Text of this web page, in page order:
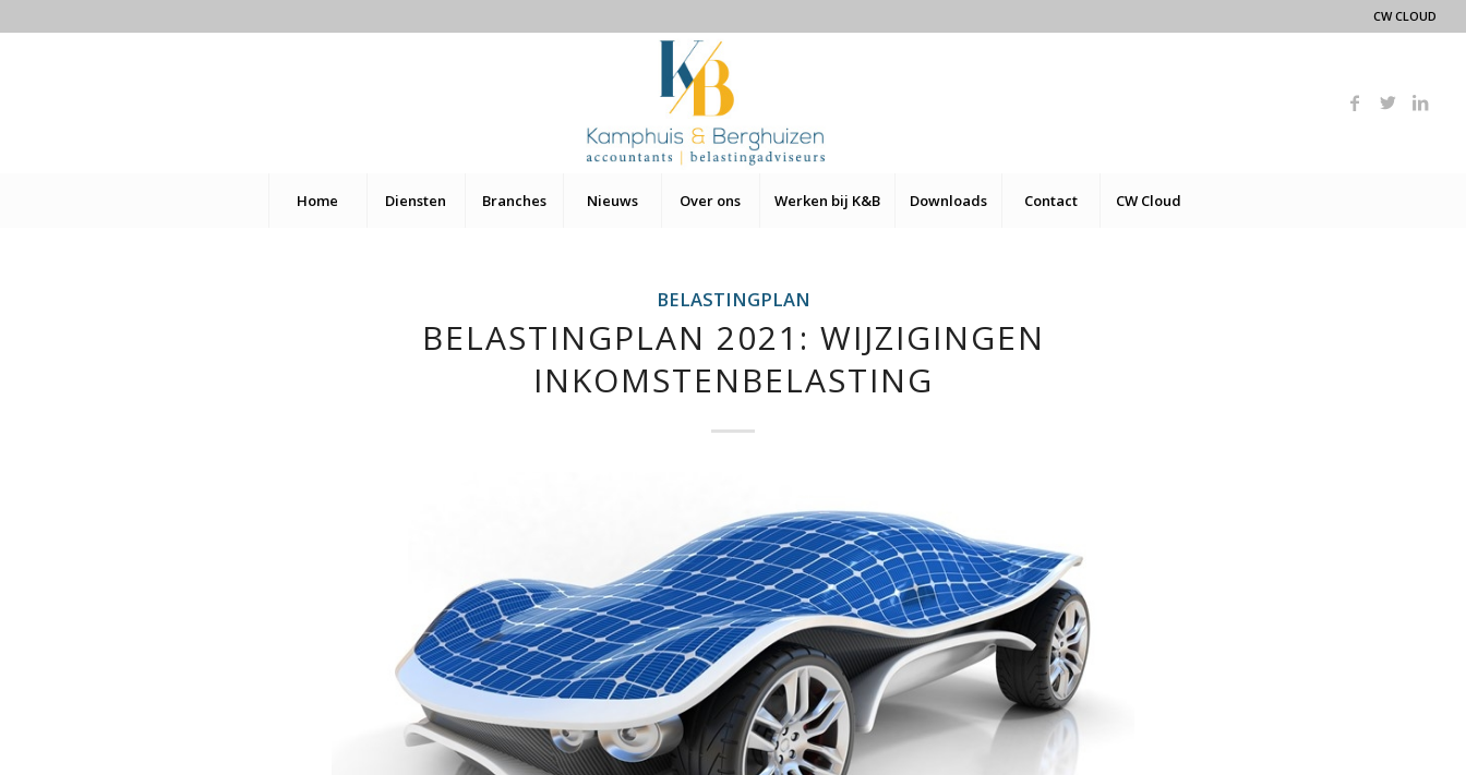
CW CLOUD
Home Diensten Branches Nieuws Over ons Werken bij K&B Downloads Contact CW Cloud
BELASTINGPLAN
BELASTINGPLAN 2021: WIJZIGINGEN
INKOMSTENBELASTING